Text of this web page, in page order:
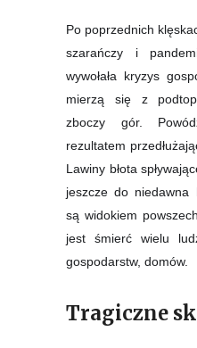
Po poprzednich
szarańczy i
wywołała kryzys
mierzą się z
zboczy gór.
rezultatem
Lawiny błota
jeszcze do niedawna
są widokiem
jest śmierć wielu
gospodarstw, domów.
Tragiczne